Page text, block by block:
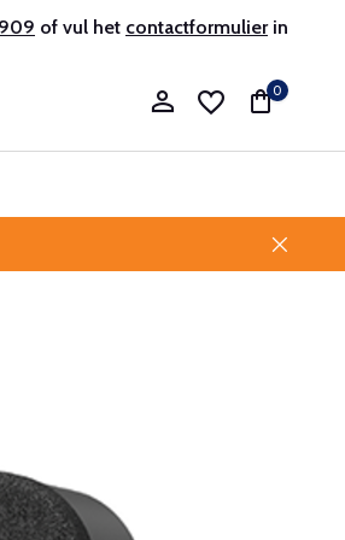
of vul het contactformulierin
0